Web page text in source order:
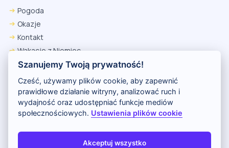
Pogoda
Okazje
Kontakt
Wakacje z Niemiec
Polityka Prywatności
Wakacje w Egipcie
Rankingi hoteli
Kontakt i reklama
Polityka prywatności
Szanujemy Twoją prywatność!
Cześć, używamy plików cookie, aby zapewnić
prawidłowe działanie witryny, analizować ruch i
wydajność oraz udostępniać funkcje mediów
społecznościowych. Ustawienia plików cookie
Akceptuj wszystko